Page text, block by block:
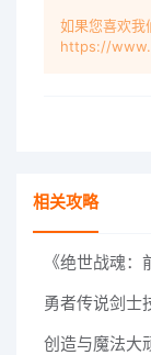
如果您喜欢我
https://
相关攻略